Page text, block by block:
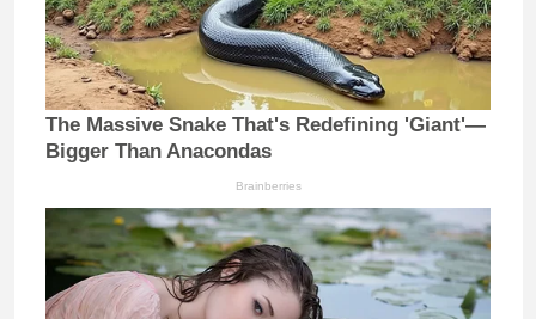
The Massive Snake That's Redefining 'Giant'—
Bigger Than Anacondas
Brainberries